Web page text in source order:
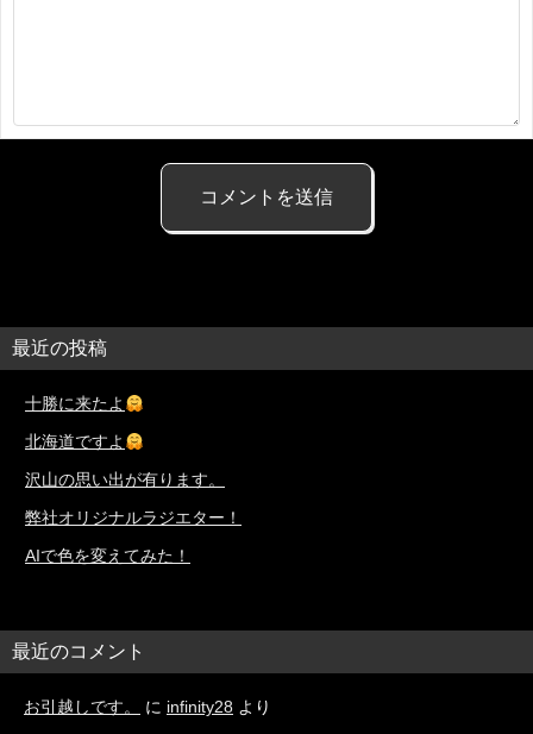
最近の投稿
十勝に来たよ
北海道ですよ
沢山の思い出が有ります。
弊社オリジナルラジエター！
AIで色を変えてみた！
最近のコメント
お引越しです。 に infinity28 より